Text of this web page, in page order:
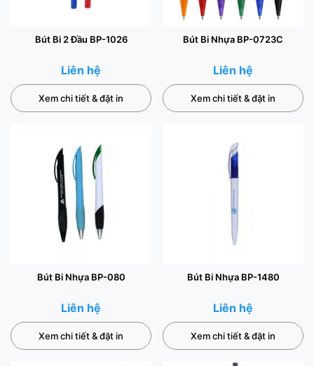
Bút Bi 2 Đầu BP-1026
Liên hệ
Xem chi tiết & đặt in
Bút Bi Nhựa BP-0723C
Liên hệ
Xem chi tiết & đặt in
Bút Bi Nhựa BP-080
Liên hệ
Xem chi tiết & đặt in
Bút Bi Nhựa BP-1480
Liên hệ
Xem chi tiết & đặt in